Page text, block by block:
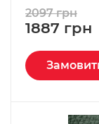
1887 грн
2097 грн